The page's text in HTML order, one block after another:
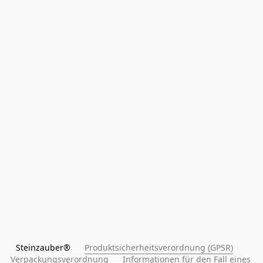
Steinzauber® Produktsicherheitsverordnung (GPSR)
Verpackungsverordnung
Informationen für den Fall eines